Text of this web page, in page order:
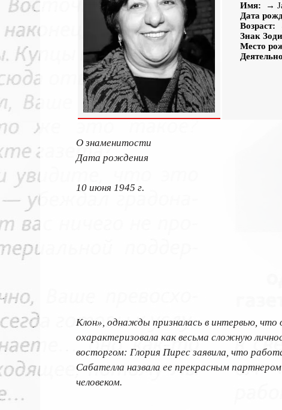
Имя: →
Дата
Возраст:
Знак
Место
О знаменитости
Дата рождения
10 июня 1945 г.
Клон», однажды призналась в интервью,
охарактеризовала как весьма сложную
восторгом: Глория Пирес заявила, что
Сабателла назвала ее прекрасным
человеком.